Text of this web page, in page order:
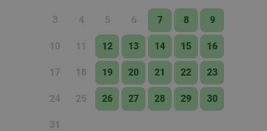
3 4 5 6 7 8 9
10 11 12 13 14 15 16
17 18 19 20 21 22 23
24 25 26 27 28 29 30
31